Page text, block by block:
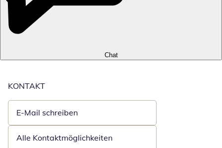
Chat
KONTAKT
E-Mail schreiben
Öffnet E-Mail-Client
Alle Kontaktmöglichkeiten